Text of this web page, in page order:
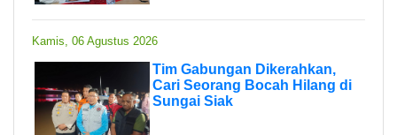
Kamis, 06 Agustus 2026
Tim Gabungan Dikerahkan,
Cari Seorang Bocah Hilang di
Sungai Siak